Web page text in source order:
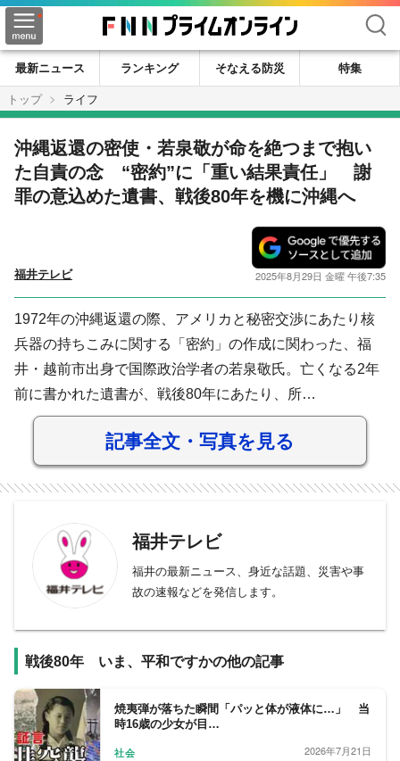
検索
最新ニュース ランキング そなえる防災
特集
トップ
ライフ
沖縄返還の密使・若泉敬が命を絶つまで抱い
た自責の念 “密約”に「重い結果責任」 謝
罪の意込めた遺書、戦後80年を機に沖縄へ
福井テレビ 2025年8月29日 金曜 午後7:35
1972年の沖縄返還の際、アメリカと秘密交渉にあたり核
兵器の持ちこみに関する「密約」の作成に関わった、福
井・越前市出身で国際政治学者の若泉敬氏。亡くなる2年
前に書かれた遺書が、戦後80年にあたり、所…
記事全文・写真を見る
福井テレビ
福井の最新ニュース、身近な話題、災害や事
故の速報などを発信します。
戦後80年 いま、平和ですかの他の記事
焼夷弾が落ちた瞬間「パッと体が液体に…」 当
時16歳の少女が目…
社会 2026年7月21日